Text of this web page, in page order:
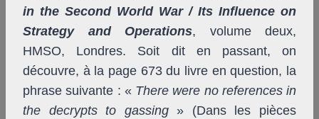
in the Second World War / Its Influence on
Strategy and Operations, volume deux,
HMSO, Londres. Soit dit en passant, on
découvre, à la page 673 du livre en question, la
phrase suivante : « There were no references in
the decrypts to gassing» (Dans les pièces